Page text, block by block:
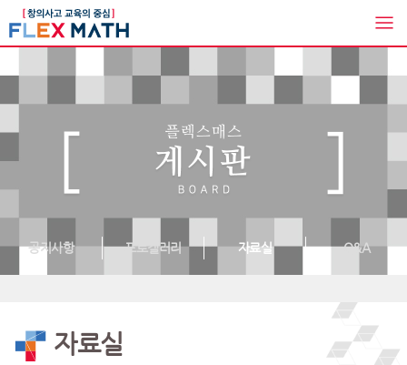
공지사항 포토갤러리 자료실 Q&A
자료실